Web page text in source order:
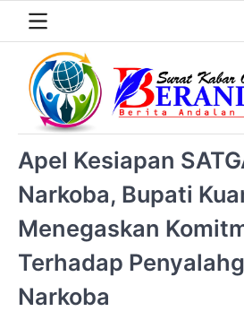
Apel Kesiapan
Narkoba, Bupati
Menegaskan
Terhadap
Narkoba